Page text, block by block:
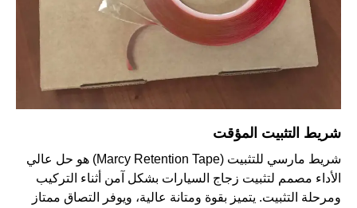
شريط التثبيت المؤقت
شريط مارسي للتثبيت (Marcy Retention Tape) هو حل عالي
الأداء مصمم لتثبيت زجاج السيارات بشكل آمن أثناء التركيب
ومرحلة التثبيت. يتميز بقوة ومتانة عالية، ويوفر التصاق ممتاز